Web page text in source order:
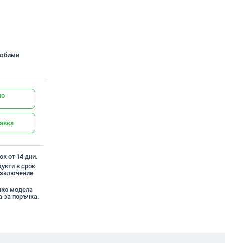
от 14 дни.
в срок
модела
за поръчка.